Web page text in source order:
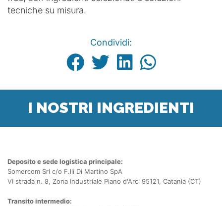
tecniche su misura.
Condividi:
I NOSTRI INGREDIENTI
Deposito e sede logistica principale:
Somercom Srl c/o F.lli Di Martino SpA
VI strada n. 8, Zona Industriale Piano d'Arci 95121, Catania (CT)
Transito intermedio: